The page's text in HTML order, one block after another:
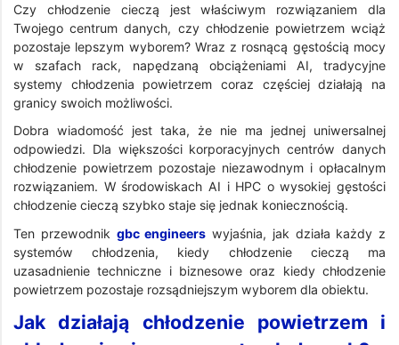
Czy chłodzenie cieczą jest właściwym rozwiązaniem dla
Twojego centrum danych, czy chłodzenie powietrzem wciąż
pozostaje lepszym wyborem? Wraz z rosnącą gęstością mocy
w szafach rack, napędzaną obciążeniami AI, tradycyjne
systemy chłodzenia powietrzem coraz częściej działają na
granicy swoich możliwości.
Dobra wiadomość jest taka, że nie ma jednej uniwersalnej
odpowiedzi. Dla większości korporacyjnych centrów danych
chłodzenie powietrzem pozostaje niezawodnym i opłacalnym
rozwiązaniem. W środowiskach AI i HPC o wysokiej gęstości
chłodzenie cieczą szybko staje się jednak koniecznością.
Ten przewodnik gbc engineers wyjaśnia, jak działa każdy z
systemów chłodzenia, kiedy chłodzenie cieczą ma
uzasadnienie techniczne i biznesowe oraz kiedy chłodzenie
powietrzem pozostaje rozsądniejszym wyborem dla obiektu.
Jak działają chłodzenie powietrzem i